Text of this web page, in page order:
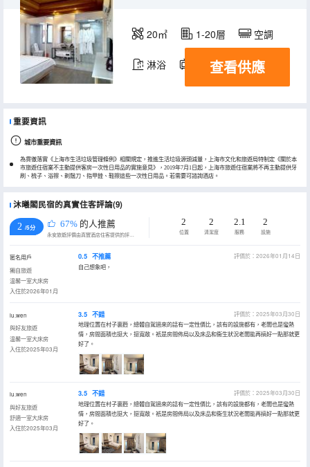
20㎡ 1-20層 空調
淋浴 電視機
查看供應
重要資訊
城市重要資訊
為貫徹落實《上海市生活垃圾管理條例》相關規定，推進生活垃圾源頭減量，上海市文化和旅遊局特制定《關於本
市旅遊住宿業不主動提供客房一次性日用品的實施意見》，2019年7月1日起，上海市旅遊住宿業將不再主動提供牙
刷、梳子、浴擦、剃鬚刀、指甲銼、鞋擦這些一次性日用品。若需要可諮詢酒店。
沐曦閣民宿的真實住客評論(9)
2 /5分 67% 的人推薦
永安旅遊評價由真實酒店住客提供的評價。
2
位置
2
清潔度
2.1
服務
2
設施
匿名用戶
獨自旅遊
温馨一室大床房
入住於2026年01月
0.5 不推薦
評價於：2026年01月14日
自己想象吧，
lu.wen
與好友旅遊
温馨一室大床房
入住於2025年03月
3.5 不錯
評價於：2025年03月30日
地理位置在村子裏麪，總體自駕過來的話有一定性價比，該有的設施都有，老闆也是蠻熱
情，房間面積也挺大，挺寬敞。衹是房間佈局以及床品和衞生狀況老闆能再搞好一點那就更
好了。
lu.wen
與好友旅遊
舒適一室大床房
入住於2025年03月
3.5 不錯
評價於：2025年03月30日
地理位置在村子裏麪，總體自駕過來的話有一定性價比，該有的設施都有，老闆也是蠻熱
情，房間面積也挺大，挺寬敞。衹是房間佈局以及床品和衞生狀況老闆能再搞好一點那就更
好了。